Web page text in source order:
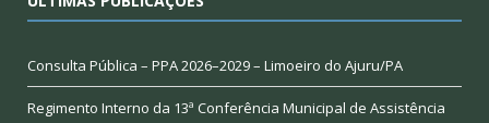
Consulta Pública – PPA 2026–2029 – Limoeiro do Ajuru/PA
Regimento Interno da 13ª Conferência Municipal de Assistência